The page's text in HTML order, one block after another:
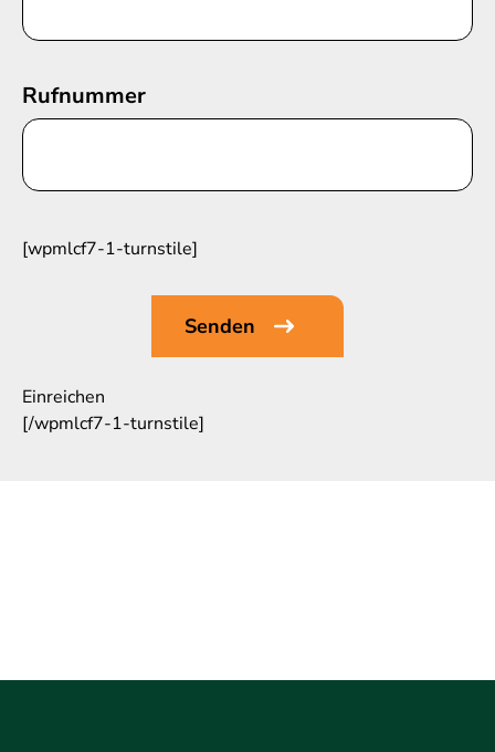
Rufnummer
[wpmlcf7-1-turnstile]
Einreichen
[/wpmlcf7-1-turnstile]